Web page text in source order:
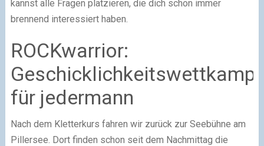
kannst alle Fragen platzieren, die dich schon immer
brennend interessiert haben.
ROCKwarrior:
Geschicklichkeitswettkampf
für jedermann
Nach dem Kletterkurs fahren wir zurück zur Seebühne am
Pillersee. Dort finden schon seit dem Nachmittag die